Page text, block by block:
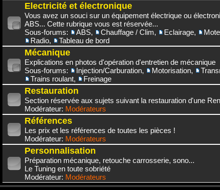
Electricité et électronique
Vous avez un souci sur un équipement électrique ou
ABS... Cette rubrique vous est réservée...
Sous-forums:
ABS, Chauffage / Clim, Eclairage,
Radio, Tableau de bord
Mécanique
Explications en photos d'opération d'entretien de mécanique
Sous-forums:
Injection/Carburation, Motorisation,
Trains roulant, Freinage
Restauration
Section réservée aux sujets suivant la restauration d'une
Modérateur: Modérateurs
Références
Les prix et les références de toutes les pièces !
Modérateur: Modérateurs
Personnalisation
Préparation mécanique, retouche carrosserie, sono...
Le Tuning en toute sobriété
Modérateur: Modérateurs